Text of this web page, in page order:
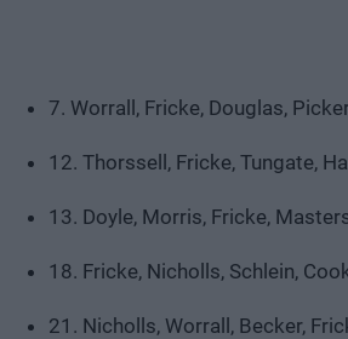
7. Worrall, Fricke, Douglas,
12. Thorssell, Fricke, Tungate,
13. Doyle, Morris, Fricke,
18. Fricke, Nicholls, Schlein,
21. Nicholls, Worrall, Becker,